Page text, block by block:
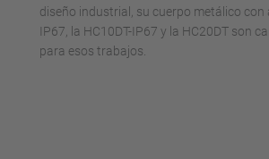
diseño industrial, su cuerpo metálico
IP67, la HC10DT-IP67 y la HC20DT son
para esos trabajos.